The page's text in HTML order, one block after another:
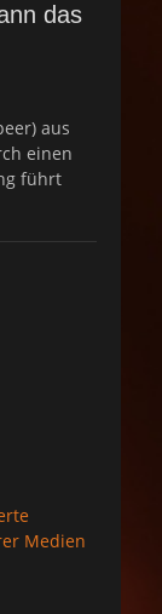
das
aus
einen
führt
Medien